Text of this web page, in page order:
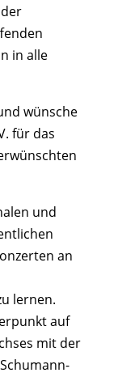
in alle
wünsche
für das
und
an
lernen.
auf
mit der